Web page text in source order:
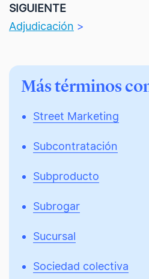
SIGUIENTE
Adjudicación >
Más términos
Street Marketing
Subcontratación
Subproducto
Subrogar
Sucursal
Sociedad colectiva